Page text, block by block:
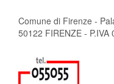
Comune di Firenze -
50122 FIRENZE - P.IVA